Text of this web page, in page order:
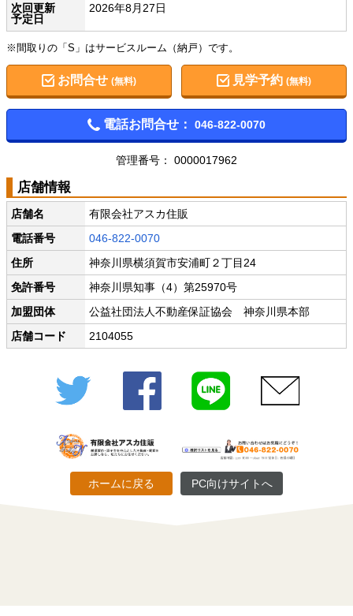
次回更新
予定日
2026年8月27日
※間取りの「S」はサービスルーム（納戸）です。
お問合せ (無料) 見学予約(無料)
電話お問合せ： 046-822-0070
管理番号： 0000017962
店舗情報
店舗名
有限会社アスカ住販
電話番号
046-822-0070
住所
神奈川県横須賀市安浦町２丁目24
免許番号
神奈川県知事（4）第25970号
加盟団体
公益社団法人不動産保証協会 神奈川県本部
店舗コード
2104055
Twitter Facebook
ホームに戻る PC向けサイトへ